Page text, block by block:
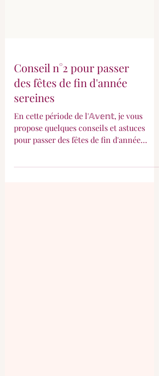
Conseil n°2 pour passer
des fêtes de fin d'année
sereines
En cette période de l'𝔸𝕧𝕖𝕟𝕥, je vous
pour passer des fêtes de fin d'année